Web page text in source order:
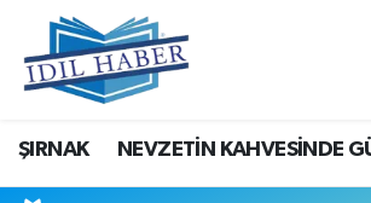
ŞIRNAK NEVZETİN KAHVESİNDE
Nöbetçi Eczaneler
Hava Durumu